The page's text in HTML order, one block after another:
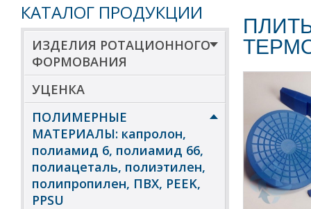
КАТАЛОГ ПРОДУКЦИИ
ИЗДЕЛИЯ РОТАЦИОННОГО
ФОРМОВАНИЯ
УЦЕНКА
ПОЛИМЕРНЫЕ
МАТЕРИАЛЫ: капролон,
полиамид 6, полиамид 66,
полиацеталь, полиэтилен,
полипропилен, ПВХ, PEEK,
PPSU